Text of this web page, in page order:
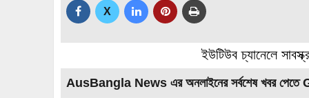
X
ইউটিউব চ্যানেলে
AusBangla News এর অনলাইনের সর্বশেষ খবর